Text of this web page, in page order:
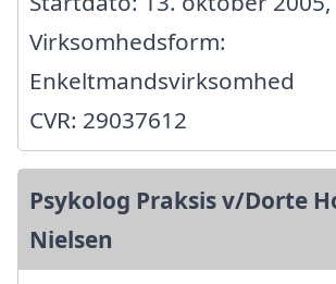
Virksomhedsform:
Enkeltmandsvirksomhed
CVR: 29037612
Psykolog Praksis v/Dorte
Nielsen